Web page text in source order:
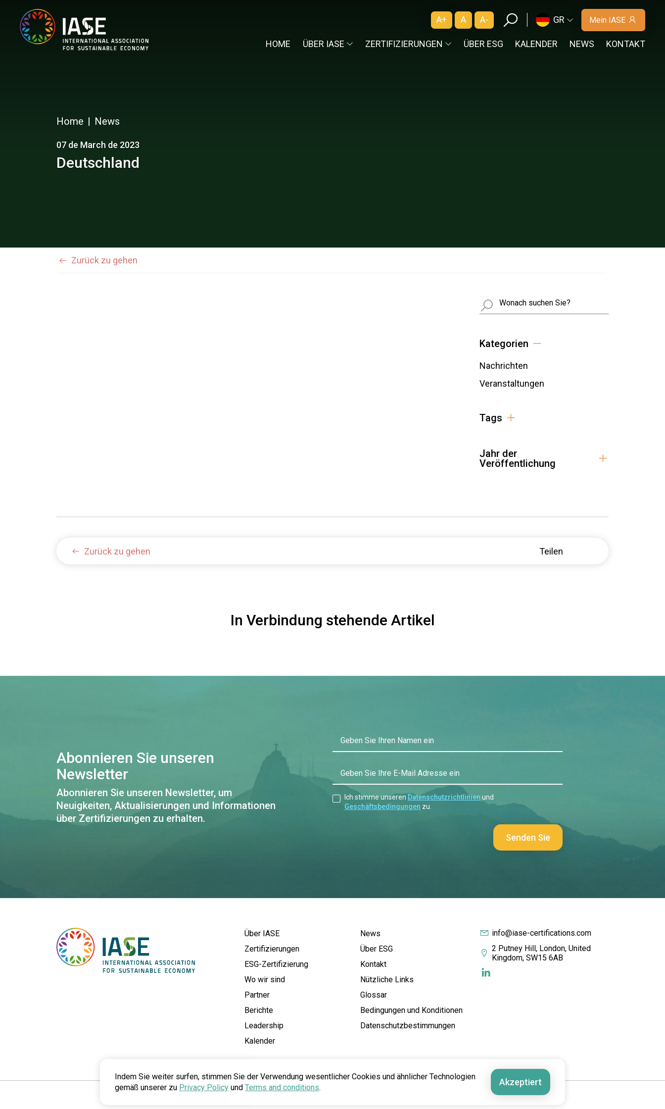
A+ A A- Mein IASE
GR
HOME ÜBER IASE ZERTIFIZIERUNGEN ÜBER ESG KALENDER NEWS KONTAKT
Home News
07 de March de 2023
Deutschland
Zurück zu gehen
Busca
Kategorien
Nachrichten
Veranstaltungen
Tags
Jahr der
Veröffentlichung
Zurück zu gehen Teilen
In Verbindung stehende Artikel
Abonnieren Sie unseren
Newsletter
Abonnieren Sie unseren Newsletter, um
Neuigkeiten, Aktualisierungen und Informationen
über Zertifizierungen zu erhalten.
Geben Sie Ihren Namen ein
Geben Sie Ihre E-Mail Adresse ein
Ich stimme unseren Datenschutzrichtlinien und
Geschäftsbedingungen zu.
info@iase-certifications.com
2 Putney Hill, London, United
Kingdom, SW15 6AB
Über IASE
Zertifizierungen
ESG-Zertifizierung
Wo wir sind
Partner
Berichte
Leadership
Kalender
News
Über ESG
Kontakt
Nützliche Links
Glossar
Bedingungen und Konditionen
Datenschutzbestimmungen
Indem Sie weiter surfen, stimmen Sie der Verwendung wesentlicher Cookies und ähnlicher Technologien
gemäß unserer zu Privacy Policy und Terms and conditions. Akzeptiert